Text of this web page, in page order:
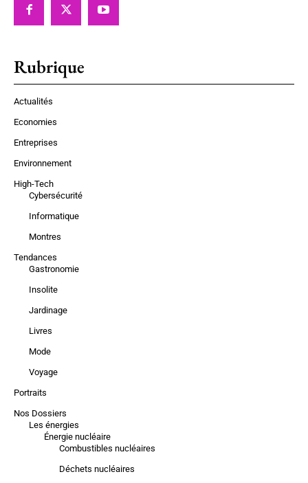
Rubrique
Actualités
Economies
Entreprises
Environnement
High-Tech
Cybersécurité
Informatique
Montres
Tendances
Gastronomie
Insolite
Jardinage
Livres
Mode
Voyage
Portraits
Nos Dossiers
Les énergies
Énergie nucléaire
Combustibles nucléaires
Déchets nucléaires